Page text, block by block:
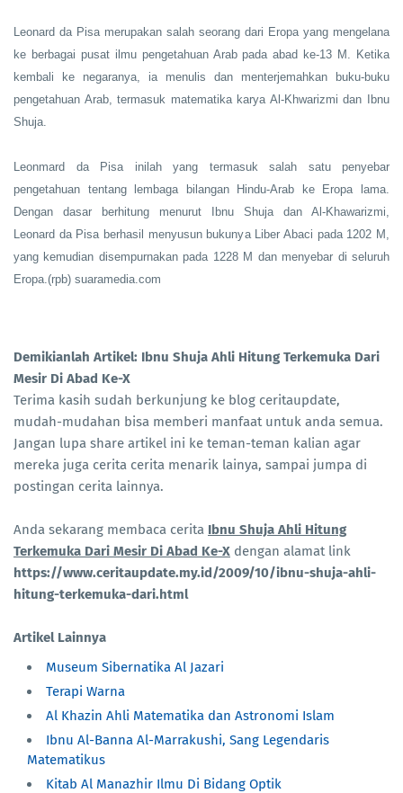
Leonard da Pisa merupakan salah seorang dari Eropa yang mengelana
ke berbagai pusat ilmu pengetahuan Arab pada abad ke-13 M. Ketika
kembali ke negaranya, ia menulis dan menterjemahkan buku-buku
pengetahuan Arab, termasuk matematika karya Al-Khwarizmi dan Ibnu
Shuja.
Leonmard da Pisa inilah yang termasuk salah satu penyebar
pengetahuan tentang lembaga bilangan Hindu-Arab ke Eropa lama.
Dengan dasar berhitung menurut Ibnu Shuja dan Al-Khawarizmi,
Leonard da Pisa berhasil menyusun bukunya Liber Abaci pada 1202 M,
yang kemudian disempurnakan pada 1228 M dan menyebar di seluruh
Eropa.(rpb) suaramedia.com
Demikianlah Artikel: Ibnu Shuja Ahli Hitung Terkemuka Dari
Mesir Di Abad Ke-X
Terima kasih sudah berkunjung ke blog ceritaupdate,
mudah-mudahan bisa memberi manfaat untuk anda semua.
Jangan lupa share artikel ini ke teman-teman kalian agar
mereka juga cerita cerita menarik lainya, sampai jumpa di
postingan cerita lainnya.
Anda sekarang membaca cerita Ibnu Shuja Ahli Hitung
Terkemuka Dari Mesir Di Abad Ke-X dengan alamat link
https://www.ceritaupdate.my.id/2009/10/ibnu-shuja-ahli-
hitung-terkemuka-dari.html
Artikel Lainnya
Museum Sibernatika Al Jazari
Terapi Warna
Al Khazin Ahli Matematika dan Astronomi Islam
Ibnu Al-Banna Al-Marrakushi, Sang Legendaris
Matematikus
Kitab Al Manazhir Ilmu Di Bidang Optik